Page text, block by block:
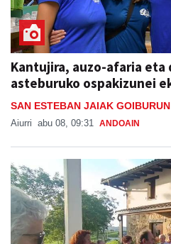
Kantujira, auzo-afaria eta
asteburuko ospakizunei
SAN ESTEBAN JAIAK
Aiurri abu 08, 09:31 ANDOAIN